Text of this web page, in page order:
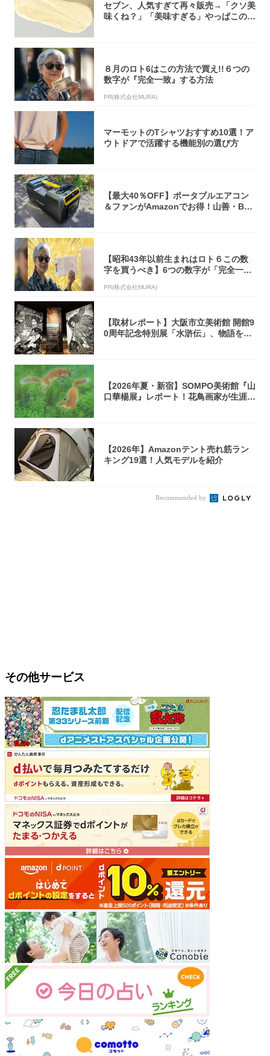
セブン、人気すぎて再々販売→「クソ美
味くね？」「美味すぎる」やっぱこのク
８月のロト6はこの方法で買え!!６つの
数字が『完全一致』する方法
PR(株式会社MURA)
マーモットのTシャツおすすめ10選！ア
ウトドアで活躍する機能別の選び方
【最大40％OFF】ポータブルエアコン
＆ファンがAmazonでお得！山善・Bo
【昭和43年以前生まれはロト６この数
字を買うべき】6つの数字が「完全一
PR(株式会社MURA)
【取材レポート】大阪市立美術館 開館9
0周年記念特別展「水滸伝」、物語を知
【2026年夏・新宿】SOMPO美術館『山
口華楊展』レポート！花鳥画家が生涯描
【2026年】Amazonテント売れ筋ラン
キング19選！人気モデルを紹介
Recommended by
その他サービス